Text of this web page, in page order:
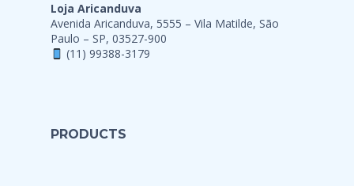
Loja Aricanduva
Avenida Aricanduva, 5555 – Vila Matilde, São
Paulo – SP, 03527-900
(11) 99388-3179
PRODUCTS